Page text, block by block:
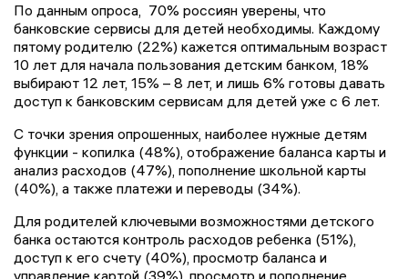
По данным опроса, 70% россиян уверены, что
банковские сервисы для детей необходимы. Каждому
пятому родителю (22%) кажется оптимальным возраст
10 лет для начала пользования детским банком, 18%
выбирают 12 лет, 15% – 8 лет, и лишь 6% готовы давать
доступ к банковским сервисам для детей уже с 6 лет.
С точки зрения опрошенных, наиболее нужные детям
функции - копилка (48%), отображение баланса карты и
анализ расходов (47%), пополнение школьной карты
(40%), а также платежи и переводы (34%).
Для родителей ключевыми возможностями детского
банка остаются контроль расходов ребенка (51%),
доступ к его счету (40%), просмотр баланса и